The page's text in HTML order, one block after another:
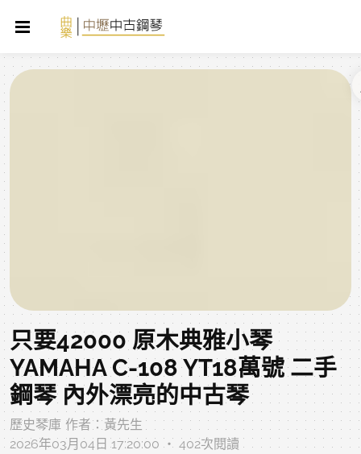
只要42000 原木典雅小琴
YAMAHA C-108 YT18萬號 二手
鋼琴 內外漂亮的中古琴
歷史琴庫 作者：黃先生
2026年03月04日 17:20:00 ‧ 402次閱讀